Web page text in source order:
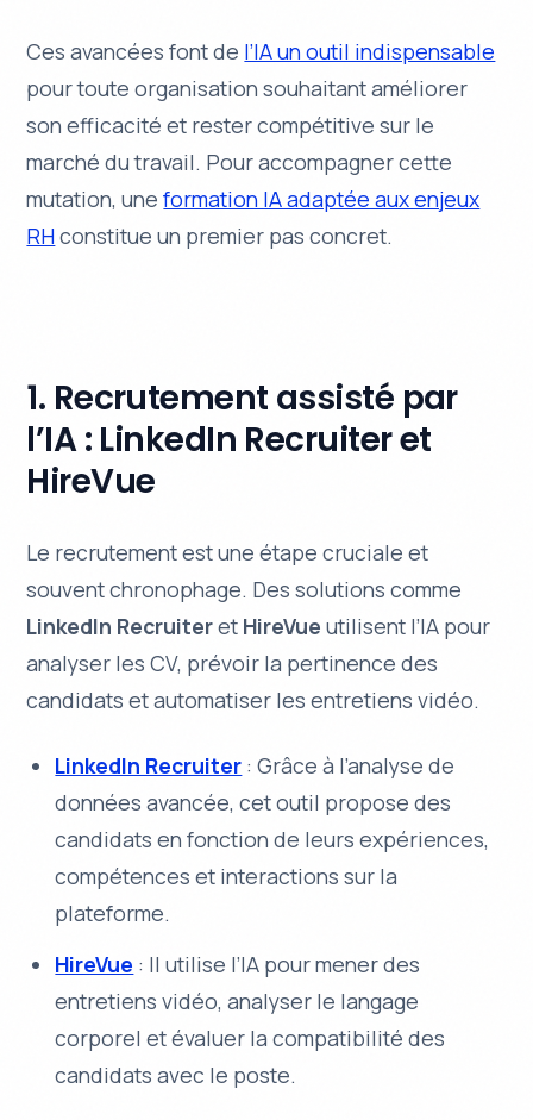
Ces avancées font de l’IA un outil indispensable
pour toute organisation souhaitant améliorer
son efficacité et rester compétitive sur le
marché du travail. Pour accompagner cette
mutation, uneformation IA adaptée aux enjeux
RHconstitue un premier pas concret.
1. Recrutement assisté par
l’IA : LinkedIn Recruiter et
HireVue
Le recrutement est une étape cruciale et
souvent chronophage. Des solutions comme
LinkedIn Recruiteret HireVue utilisent l’IA pour
analyser les CV, prévoir la pertinence des
candidats et automatiser les entretiens vidéo.
LinkedIn Recruiter : Grâce à l’analyse de
données avancée, cet outil propose des
candidats en fonction de leurs expériences,
compétences et interactions sur la
plateforme.
HireVue : Il utilise l’IA pour mener des
entretiens vidéo, analyser le langage
corporel et évaluer la compatibilité des
candidats avec le poste.